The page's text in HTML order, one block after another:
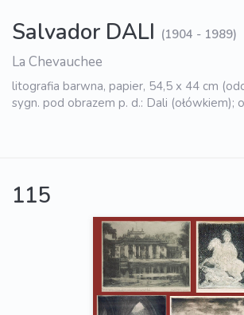
Salvador DALI (1904 - 1989)
La Chevauchee
litografia barwna, papier, 54,5 x 44 cm
sygn. pod obrazem p. d.: Dali (ołówkiem);
115